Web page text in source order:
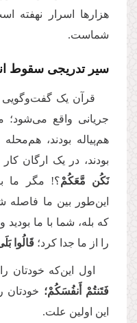
هزارها اسرار
شماست.
سیر تدریجی سقوط
قرآن یک
جریانی واقع می‌شود؛
هم‌پیاله بودند،
بودند، در یک ارگان
نَكُن مَّعَكُمْ؟! مگر ما
این‌طور بین ما فاصله
که بله، شما با ما
را از ما جدا کرد؛ قَالُوا
اول این‌که خودتان
فَتَنتُمْ أَنفُسَكُمْ؛ خودتان
این اولین علت.